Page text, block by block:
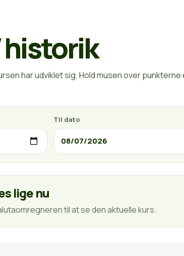
historik
har udviklet sig. Hold musen over punkterne
Til dato
lige nu
til at se den aktuelle kurs.